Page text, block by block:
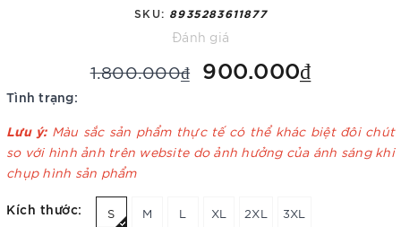
SKU: 8935283611877
Đánh giá
1.800.000₫ 900.000₫
Tình trạng:
Lưu ý: Màu sắc sản phẩm thực tế có thể khác biệt đôi chút
so với hình ảnh trên website do ảnh hưởng của ánh sáng khi
chụp hình sản phẩm
Kích thước: S M L XL 2XL 3XL